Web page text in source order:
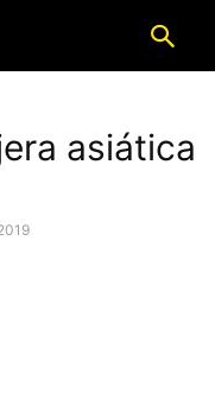
asiática